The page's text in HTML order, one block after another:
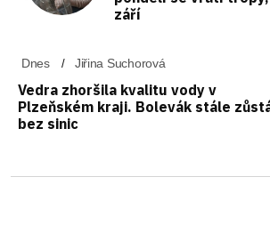
září
Dnes Jiřina Suchorová
Vedra zhoršila kvalitu vody v
Plzeňském kraji. Bolevák stále
bez sinic